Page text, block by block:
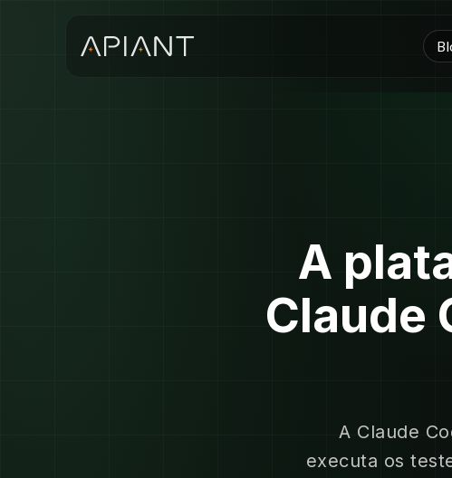
A
Claude
A Claude
executa os